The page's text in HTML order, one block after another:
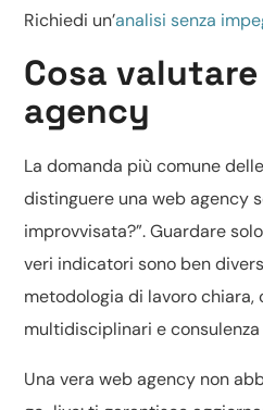
Richiedi un’analisi senza
Cosa
agency
La domanda più comune
distinguere una web agency
improvvisata?”. Guardare
veri indicatori sono ben
metodologia di lavoro chiara,
multidisciplinari e
Una vera web agency non